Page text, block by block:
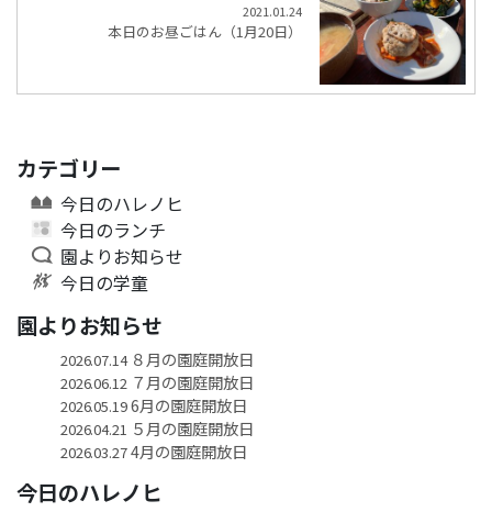
2021.01.24
本日のお昼ごはん（1月20日）
カテゴリー
今日のハレノヒ
今日のランチ
園よりお知らせ
今日の学童
園よりお知らせ
2026.07.14８月の園庭開放日
2026.06.12 ７月の園庭開放日
2026.05.196月の園庭開放日
2026.04.21 ５月の園庭開放日
2026.03.274月の園庭開放日
今日のハレノヒ